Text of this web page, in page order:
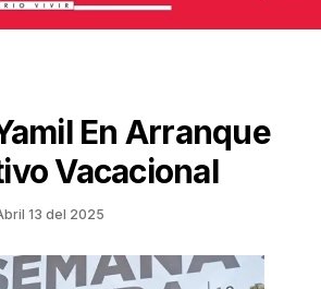
En Arranque
Vacacional
13 del 2025